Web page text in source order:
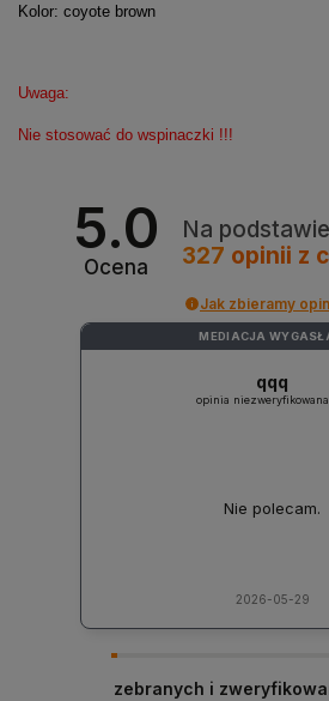
Kolor: coyote brown
Uwaga:
Nie stosować do wspinaczki !!!
5.0
Ocena
Na podstawie
327 opinii z
Jak zbieramy
MEDIACJA
qqq
opinia niezweryfikowana
Nie polecam.
2026-05-29
zebranych i